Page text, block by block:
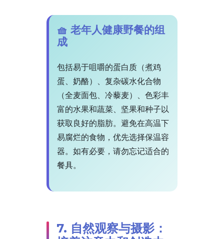
🧺 老年人健康野餐的组
成
包括易于咀嚼的蛋白质（煮鸡
蛋、奶酪）、复杂碳水化合物
（全麦面包、冷藜麦）、色彩丰
富的水果和蔬菜、坚果和种子以
获取良好的脂肪。避免在高温下
易腐烂的食物，优先选择保温容
器。如有必要，请勿忘记适合的
餐具。
7. 自然观察与摄影：